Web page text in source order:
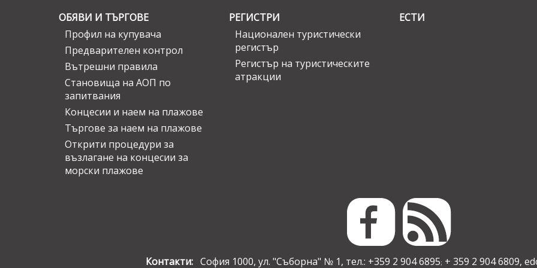
ОБЯВИ И ТЪРГОВЕ
Профил на купувача
Предварителен контрол
Вътрешни правила
Становища на АОП по
запитвания
Концесии и наем на плажове
Търгове за наем на плажове
Открити процедури за
възлагане на концесии за
морски плажове
РЕГИСТРИ
Национален туристически
регистър
Регистър на туристическите
атракции
ЕСТИ
Контакти:София 1000, ул. "Съборна" № 1, тел.: +359 2 904 6895; + 359 2 904 6809,